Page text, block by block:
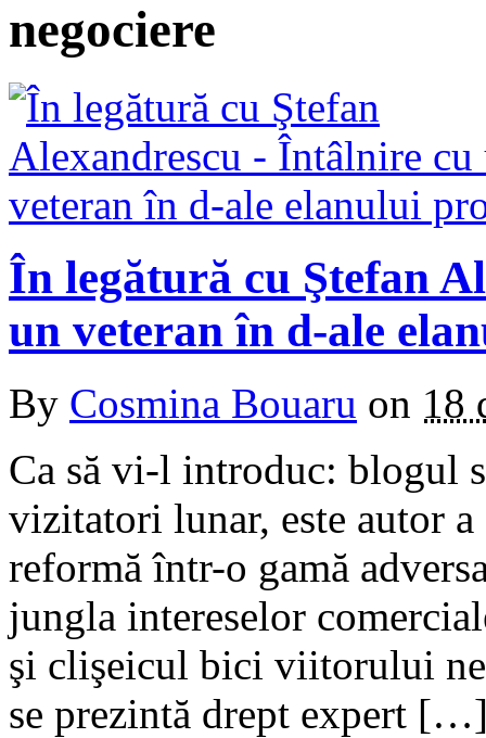
negociere
În legătură cu Ştefan
un veteran în d-ale
By Cosmina Bouaru on 18
Ca să vi-l introduc: blogul
vizitatori lunar, este autor
reformă într-o gamă
jungla intereselor
şi clişeicul bici viitorului
se prezintă drept expert